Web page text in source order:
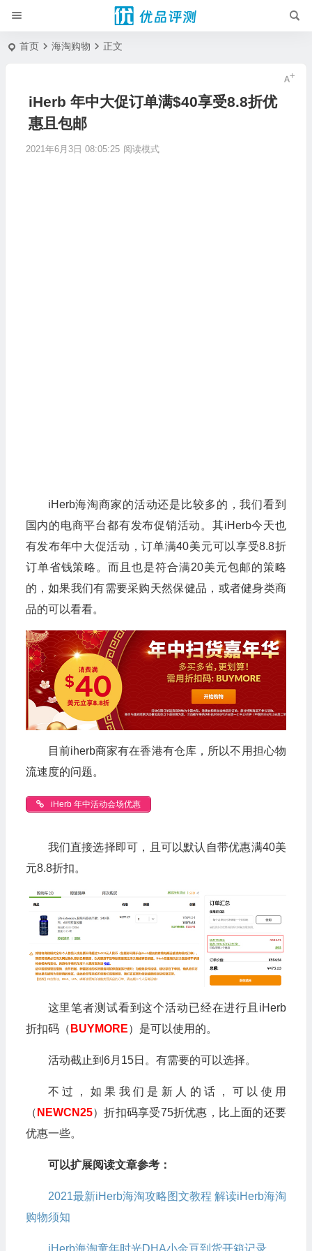
首页 海淘购物 正文
iHerb 年中大促订单满$40享受8.8折优
惠且包邮
2021年6月3日 08:05:25 阅读模式
iHerb海淘商家的活动还是比较多的，我们看到
国内的电商平台都有发布促销活动。其iHerb今天也
有发布年中大促活动，订单满40美元可以享受8.8折
订单省钱策略。而且也是符合满20美元包邮的策略
的，如果我们有需要采购天然保健品，或者健身类商
品的可以看看。
目前iherb商家有在香港有仓库，所以不用担心物
流速度的问题。
iHerb 年中活动会场优惠
我们直接选择即可，且可以默认自带优惠满40美
元8.8折扣。
这里笔者测试看到这个活动已经在进行且iHerb
折扣码（ BUYMORE）是可以使用的。
活动截止到6月15日。有需要的可以选择。
不过，如果我们是新人的话，可以使用
（ NEWCN25）折扣码享受75折优惠，比上面的还要
优惠一些。
可以扩展阅读文章参考：
2021最新iHerb海淘攻略图文教程 解读iHerb海淘
购物须知